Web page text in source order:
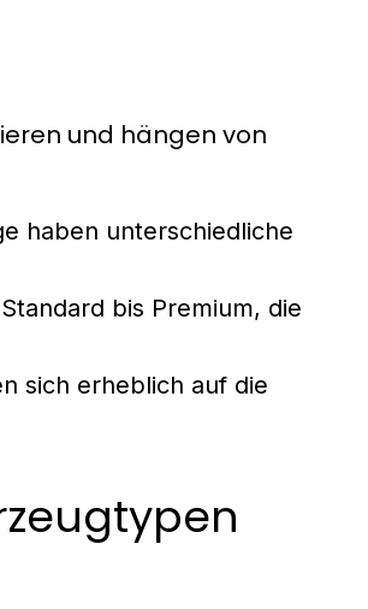
und hängen von
haben unterschiedliche
bis Premium, die
sich erheblich auf die